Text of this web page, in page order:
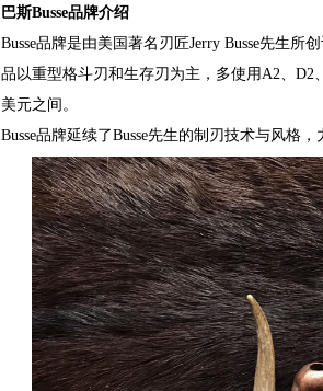
巴斯Busse品牌介绍
Busse品牌是由美国著名刃匠Jerry Busse先生所
品以重型格斗刃和生存刃为主，多使用A2、D2
美元之间。
Busse品牌延续了Busse先生的制刃技术与风格